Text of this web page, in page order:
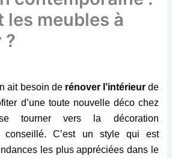
les meubles à
?
ait besoin de rénover l’intérieur de
d’une toute nouvelle déco chez
tourner vers la décoration
conseillé. C’est un style qui est
les plus appréciées dans le